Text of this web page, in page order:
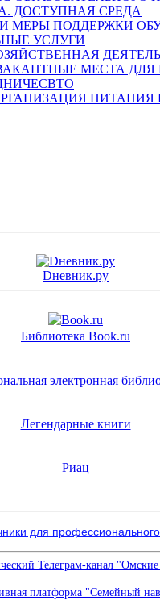
ДОСТУПНАЯ СРЕДА
МЕРЫ ПОДДЕРЖКИ
УСЛУГИ
МЕСТА
ПИТАНИЯ
Dневник.ру
Библиотека Book.ru
электронная
Легендарные книги
Риац
для
Телеграм-канал
платформа "Семейный